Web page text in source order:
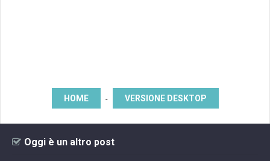
HOME - VERSIONE DESKTOP
Oggi è un altro post